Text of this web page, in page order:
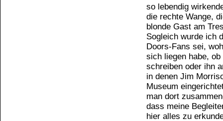
so lebendig
die rechte Wange,
blonde Gast am
Sogleich wurde ich
Doors-Fans sei,
sich liegen habe,
schreiben oder ihn
in denen Jim
Museum
man dort
dass meine
hier alles zu